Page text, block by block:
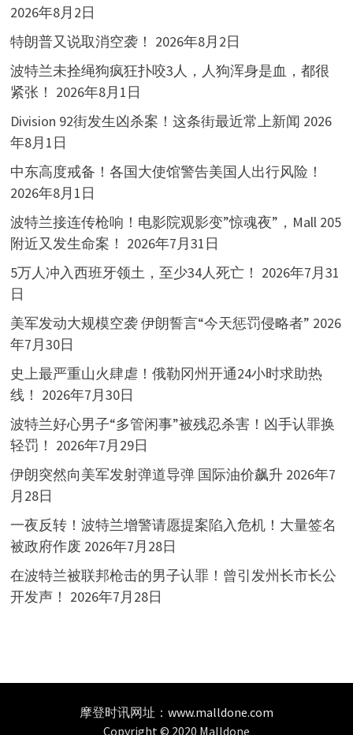
2026年8月2日
特朗普又说取消空袭！ 2026年8月2日
波特兰未拴绳狗疯狂扑咬3人，人狗浑身是血，都很
紧张！ 2026年8月1日
Division 92街发生凶杀案！这条街最近常上新闻 2026
年8月1日
中东高度戒备！各国大使馆警告美国人出行风险！
2026年8月1日
波特兰接连传枪响！电影院观影变”惊魂夜”，Mall 205
附近又发生命案！ 2026年7月31日
5万人冲入西班牙领土，至少34人死亡！ 2026年7月31
日
美军发动大规模空袭 伊朗誓言“今天惩罚侵略者” 2026
年7月30日
史上最严重山火肆虐！俄勒冈州开通24小时求助热
线！ 2026年7月30日
波特兰好心男子“多管闲事”被残忍杀害！凶手认罪换
轻罚！ 2026年7月29日
伊朗突然向美军发射弹道导弹 国际油价飙升 2026年7
月28日
一夜反转！波特兰增警请愿提案陷入危机！大量签名
被政府作废 2026年7月28日
在波特兰被联邦枪击的男子认罪！曾引发州长市长公
开发声！ 2026年7月28日
摩登时讯网址： www.malldone.com
Copyright © 2020 Malldone